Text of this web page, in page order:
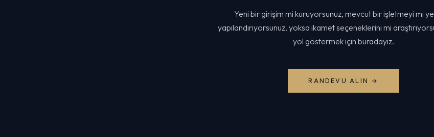
Yeni bir girişim mi kuruyorsunuz, mevcut bir işletmeyi mi
yapılandırıyorsunuz, yoksa ikamet seçeneklerini mi
yol göstermek için buradayız.
RANDEVU ALIN →